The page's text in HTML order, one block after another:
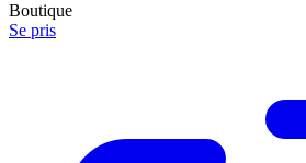
Boutique
Se pris